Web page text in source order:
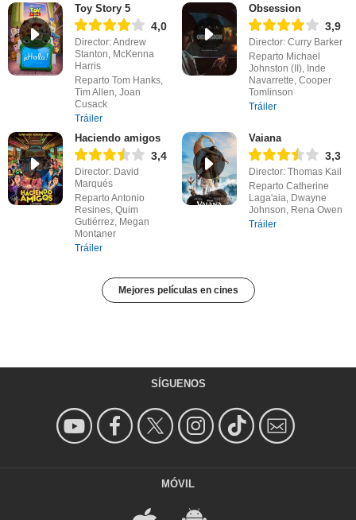
Toy Story 5
4,0
Director: Andrew
Stanton, McKenna
Harris
Reparto Tom Hanks,
Tim Allen, Joan
Cusack
Tráiler
Obsession
3,9
Director: Curry Barker
Reparto Michael
Johnston (II), Inde
Navarrette, Cooper
Tomlinson
Tráiler
Haciendo amigos
3,4
Director: David
Marqués
Reparto Antonio
Resines, Quim
Gutiérrez, Megan
Montaner
Tráiler
Vaiana
3,3
Director: Thomas Kail
Reparto Catherine
Laga'aia, Dwayne
Johnson, Rena Owen
Tráiler
Mejores películas en cines
SÍGUENOS
MÓVIL